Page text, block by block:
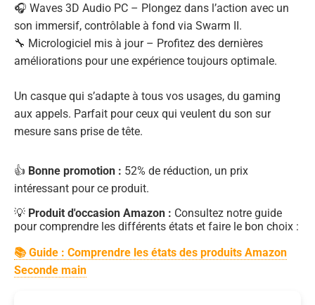
🎧 Waves 3D Audio PC – Plongez dans l’action avec un
son immersif, contrôlable à fond via Swarm II.
🔧 Micrologiciel mis à jour – Profitez des dernières
améliorations pour une expérience toujours optimale.
Un casque qui s’adapte à tous vos usages, du gaming
aux appels. Parfait pour ceux qui veulent du son sur
mesure sans prise de tête.
👍 Bonne promotion : 52% de réduction, un prix
intéressant pour ce produit.
💡 Produit d'occasion Amazon : Consultez notre guide
pour comprendre les différents états et faire le bon choix :
📚 Guide : Comprendre les états des produits Amazon
Seconde main